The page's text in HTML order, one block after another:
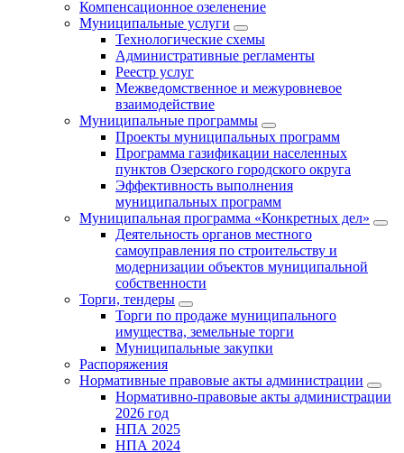
Компенсационное озеленение
Муниципальные услуги
Технологические схемы
Административные регламенты
Реестр услуг
Межведомственное и межуровневое
взаимодействие
Муниципальные программы
Проекты муниципальных программ
Программа газификации населенных
пунктов Озерского городского округа
Эффективность выполнения
муниципальных программ
Муниципальная программа «Конкретных дел»
Деятельность органов местного
самоуправления по строительству и
модернизации объектов муниципальной
собственности
Торги, тендеры
Торги по продаже муниципального
имущества, земельные торги
Муниципальные закупки
Распоряжения
Нормативные правовые акты администрации
Нормативно-правовые акты администрации
2026 год
НПА 2025
НПА 2024